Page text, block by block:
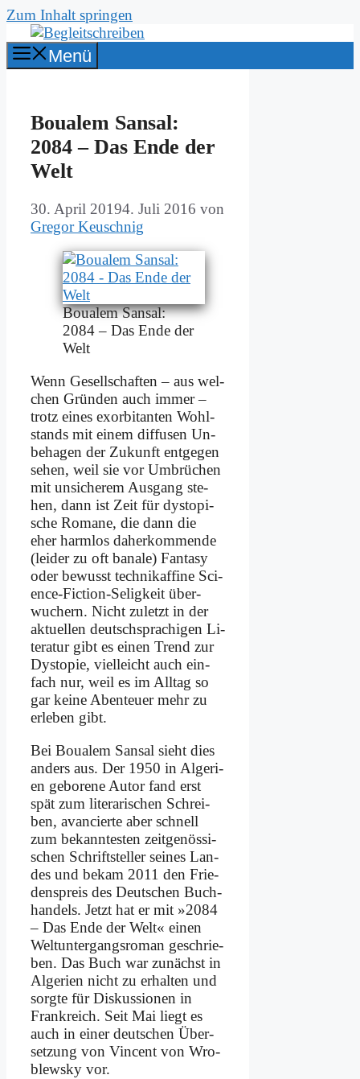
Zum Inhalt springen
Menü
Boua­lem San­sal:
2084 – Das En­de der
Welt
30. April 20194. Juli 2016 von
Gregor Keuschnig
Boua­lem San­sal:
2084 – Das En­de der
Welt
Wenn Ge­sell­schaf­ten – aus wel­
chen Grün­den auch im­mer –
trotz ei­nes ex­or­bi­tan­ten Wohl­
stands mit ei­nem dif­fu­sen Un­
be­ha­gen der Zu­kunft ent­ge­gen
se­hen, weil sie vor Um­brü­chen
mit un­si­che­rem Aus­gang ste­
hen, dann ist Zeit für dys­to­pi­
sche Ro­ma­ne, die dann die
eher harm­los da­her­kom­men­de
(lei­der zu oft ba­na­le) Fan­ta­sy
oder be­wusst tech­nik­af­fi­ne Sci­
ence-Fic­tion-Se­lig­keit über­
wuchern. Nicht zu­letzt in der
ak­tu­el­len deutsch­spra­chi­gen Li­
te­ra­tur gibt es ei­nen Trend zur
Dys­to­pie, viel­leicht auch ein­
fach nur, weil es im All­tag so
gar kei­ne Aben­teu­er mehr zu
er­le­ben gibt.
Bei Boua­lem San­sal sieht dies
an­ders aus. Der 1950 in Al­ge­ri­
en ge­bo­re­ne Au­tor fand erst
spät zum li­te­ra­ri­schen Schrei­
ben, avan­cier­te aber schnell
zum be­kann­te­sten zeit­ge­nös­si­
schen Schrift­stel­ler sei­nes Lan­
des und be­kam 2011 den Frie­
dens­preis des Deut­schen Buch­
han­dels. Jetzt hat er mit »2084
– Das En­de der Welt« ei­nen
Weltunter­gangsroman ge­schrie­
ben. Das Buch war zu­nächst in
Al­ge­ri­en nicht zu er­hal­ten und
sorg­te für Dis­kus­sio­nen in
Frank­reich. Seit Mai liegt es
auch in ei­ner deut­schen Über­
set­zung von Vin­cent von Wro­
blew­sky vor.